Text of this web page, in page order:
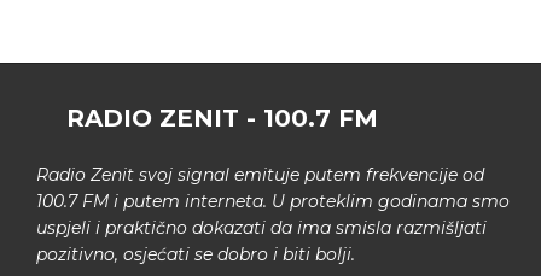
RADIO ZENIT - 100.7 FM
Radio Zenit svoj signal emituje putem frekvencije od
100.7 FM i putem interneta. U proteklim godinama smo
uspjeli i praktično dokazati da ima smisla razmišljati
pozitivno, osjećati se dobro i biti bolji.